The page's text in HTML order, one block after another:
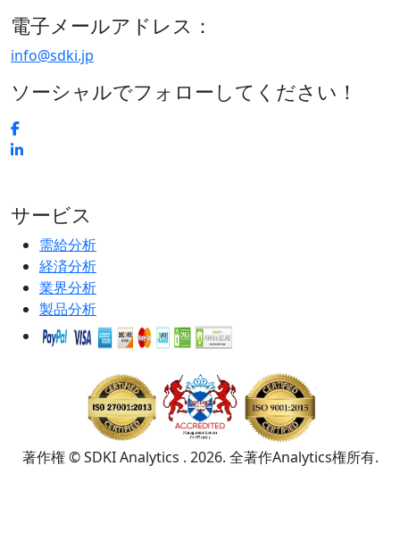
電子メールアドレス：
info@sdki.jp
ソーシャルでフォローしてください！
サービス
需給分析
経済分析
業界分析
製品分析
著作権 © SDKI Analytics . 2026. 全著作Analytics権所有.